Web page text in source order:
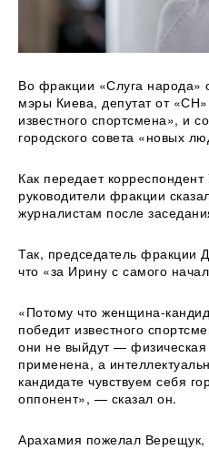
Во фракции «Слуга народа»
мэры Киева, депутат от
известного спортсмена», и
городского совета «новых
Как передает
руководители фракции
журналистам после
Так, председатель фракции
что «за Ирину с самого
«Потому что женщина-
победит известного
они не выйдут —
применена, а
кандидате чувствуем себя
оппонент», — сказал он.
Арахамия пожелал Верещук,